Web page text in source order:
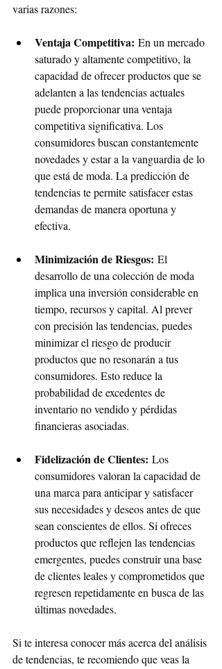
varias razones:
Ventaja Competitiva: En un mercado
saturado y altamente competitivo, la
capacidad de ofrecer productos que se
adelanten a las tendencias actuales
puede proporcionar una ventaja
competitiva significativa. Los
consumidores buscan constantemente
novedades y estar a la vanguardia de lo
que está de moda. La predicción de
tendencias te permite satisfacer estas
demandas de manera oportuna y
efectiva.
Minimización de Riesgos: El
desarrollo de una colección de moda
implica una inversión considerable en
tiempo, recursos y capital. Al prever
con precisión las tendencias, puedes
minimizar el riesgo de producir
productos que no resonarán a tus
consumidores. Esto reduce la
probabilidad de excedentes de
inventario no vendido y pérdidas
financieras asociadas.
Fidelización de Clientes: Los
consumidores valoran la capacidad de
una marca para anticipar y satisfacer
sus necesidades y deseos antes de que
sean conscientes de ellos. Si ofreces
productos que reflejen las tendencias
emergentes, puedes construir una base
de clientes leales y comprometidos que
regresen repetidamente en busca de las
últimas novedades.
Si te interesa conocer más acerca del análisis
de tendencias, te recomiendo que veas la